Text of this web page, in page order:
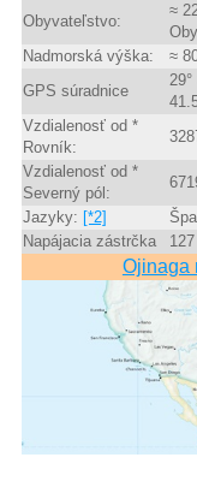
Obyvateľstvo:
≈
Nadmorská výška:
≈
GPS súradnice
Vzdialenosť od *
Rovník:
Vzdialenosť od *
Severný pól:
Jazyky: [*2]
Napájacia zástrčka
Ojinaga